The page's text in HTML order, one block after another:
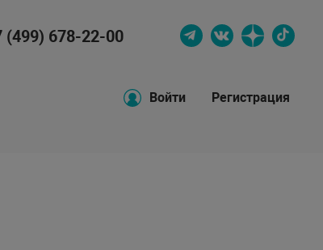
(499) 678-22-00
Войти Регистрация